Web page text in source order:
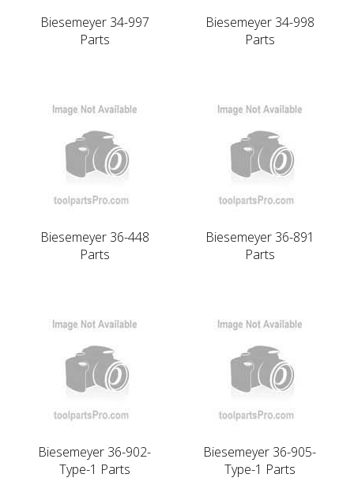
Biesemeyer 34-997
Parts
Biesemeyer 34-998
Parts
Biesemeyer 36-448
Parts
Biesemeyer 36-891
Parts
Biesemeyer 36-902-
Type-1 Parts
Biesemeyer 36-905-
Type-1 Parts